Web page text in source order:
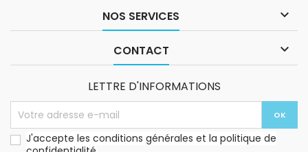
NOS SERVICES 
CONTACT 
LETTRE D'INFORMATIONS
J'accepte les conditions générales et la politique de